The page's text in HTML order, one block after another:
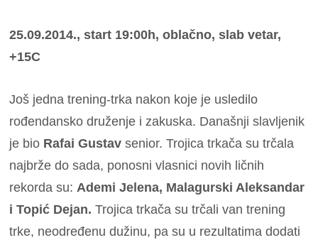
25.09.2014., start 19:00h, oblačno, slab vetar,
+15C
Još jedna trening-trka nakon koje je usledilo
rođendansko druženje i zakuska. Današnji slavljenik
je bio Rafai Gustav senior. Trojica trkača su trčala
najbrže do sada, ponosni vlasnici novih ličnih
rekorda su:Ademi Jelena, Malagurski Aleksandar
i Topić Dejan. Trojica trkača su trčali van trening
trke, neodređenu dužinu, pa su u rezultatima dodati